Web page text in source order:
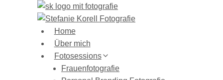
Home
Über mich
Fotosessions
Frauenfotografie